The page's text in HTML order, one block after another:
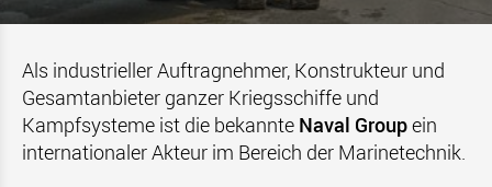
Als industrieller Auftragnehmer, Konstrukteur und
Gesamtanbieter ganzer Kriegsschiffe und
Kampfsysteme ist die bekannte Naval Groupein
internationaler Akteur im Bereich der Marinetechnik.